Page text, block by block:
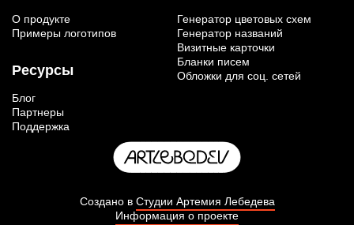
О продукте
Примеры логотипов
Ресурсы
Блог
Партнеры
Поддержка
Генератор цветовых схем
Генератор названий
Визитные карточки
Бланки писем
Обложки для соц. сетей
Создано в Студии Артемия Лебедева
Информация о проекте